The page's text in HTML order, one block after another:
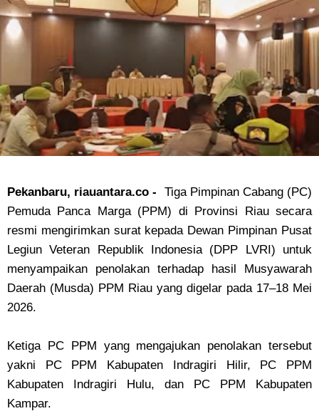
Pekanbaru, riauantara.co - Tiga Pimpinan Cabang (PC)
Pemuda Panca Marga (PPM) di Provinsi Riau secara
resmi mengirimkan surat kepada Dewan Pimpinan Pusat
Legiun Veteran Republik Indonesia (DPP LVRI) untuk
menyampaikan penolakan terhadap hasil Musyawarah
Daerah (Musda) PPM Riau yang digelar pada 17–18 Mei
2026.
‎Ketiga PC PPM yang mengajukan penolakan tersebut
yakni PC PPM Kabupaten Indragiri Hilir, PC PPM
Kabupaten Indragiri Hulu, dan PC PPM Kabupaten
Kampar.